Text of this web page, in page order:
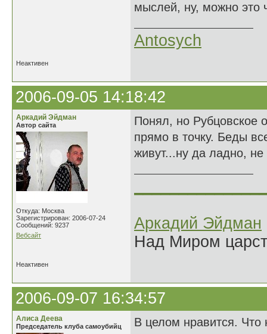
мыслей, ну, можно это
Antosych
Неактивен
2006-09-05 14:18:42
Аркадий Эйдман
Автор сайта
Откуда: Москва
Зарегистрирован: 2006-07-24
Сообщений: 9237
Вебсайт
Понял, но Рубцовское
прямо в точку. Беды
живут...ну да ладно,
Аркадий Эйдман
Над Миром
Неактивен
2006-09-07 16:34:57
Алиса Деева
Председатель клуба самоубийц В целом нравится. Что